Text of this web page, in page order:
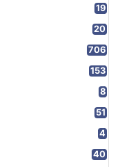
19
20
706
153
8
51
4
40